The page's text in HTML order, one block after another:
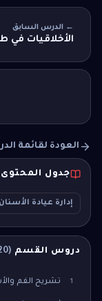
← الدرس السابق
الأخلاقيات في
العودة لقائمة
جدول المحتوى
إدارة عيادة الأسنان
دروس القسم (
1 تشريح الفم